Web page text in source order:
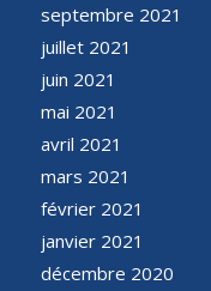
septembre 2021
juillet 2021
juin 2021
mai 2021
avril 2021
mars 2021
février 2021
janvier 2021
décembre 2020